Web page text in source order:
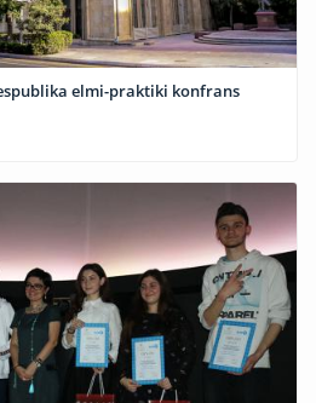
elmi-praktiki konfrans